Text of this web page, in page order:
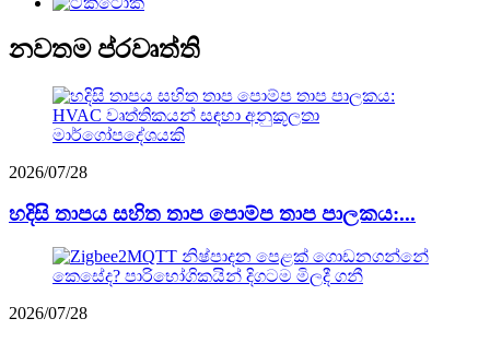
නවතම ප්රවෘත්ති
2026/07/28
හදිසි තාපය සහිත තාප පොම්ප තාප පාලකය:...
2026/07/28